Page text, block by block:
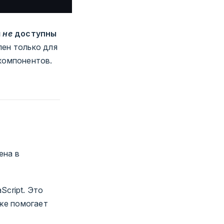
недоступны
только для
в
Это
помогает